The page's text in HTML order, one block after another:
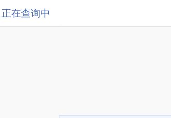
正在查询中